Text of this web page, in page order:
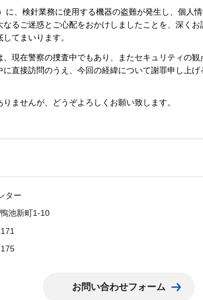
に、検針業務に使用する機器の盗難が発生し、個人
なるご迷惑とご心配をおかけしましたことを、深く
てまいります。
現在警察の捜査中でもあり、またセキュリティの
直接訪問のうえ、今回の経緯について謝罪申し上
ませんが、どうぞよろしくお願い致します。
ター
池新町1-10